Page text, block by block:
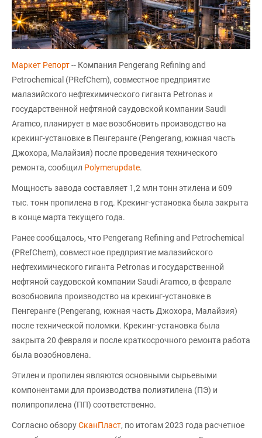
Маркет Репорт-- Компания Pengerang Refining and
Petrochemical (PRefChem), совместное предприятие
малазийского нефтехимического гиганта Petronas и
государственной нефтяной саудовской компании Saudi
Aramco, планирует в мае возобновить производство на
крекинг-установке в Пенгеранге (Pengerang, южная часть
Джохора, Малайзия) после проведения технического
ремонта, сообщил Polymerupdate.
Мощность завода составляет 1,2 млн тонн этилена и 609
тыс. тонн пропилена в год. Крекинг-установка была закрыта
в конце марта текущего года.
Ранее сообщалось, что Pengerang Refining and Petrochemical
(PRefChem), совместное предприятие малазийского
нефтехимического гиганта Petronas и государственной
нефтяной саудовской компании Saudi Aramco, в феврале
возобновила производство на крекинг-установке в
Пенгеранге (Pengerang, южная часть Джохора, Малайзия)
после технической поломки. Крекинг-установка была
закрыта 20 февраля и после краткосрочного ремонта работа
была возобновлена.
Этилен и пропилен являются основными сырьевыми
компонентами для производства полиэтилена (ПЭ) и
полипропилена (ПП) соответственно.
Согласно обзоруСканПласт, по итогам 2023 года расчетное